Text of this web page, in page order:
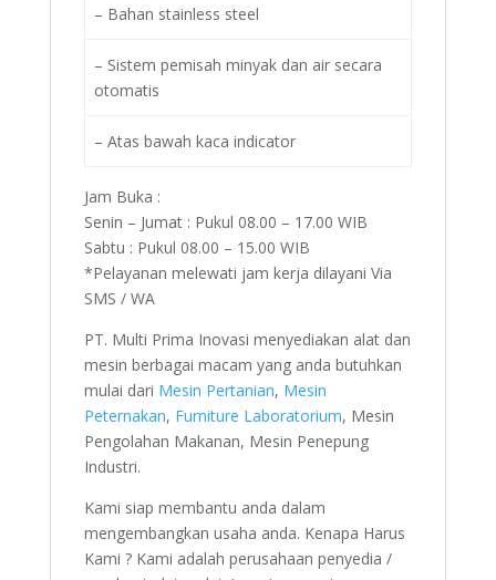
– Bahan stainless steel
– Sistem pemisah minyak dan air secara
otomatis
– Atas bawah kaca indicator
Jam Buka :
Senin – Jumat : Pukul 08.00 – 17.00 WIB
Sabtu : Pukul 08.00 – 15.00 WIB
*Pelayanan melewati jam kerja dilayani Via
SMS / WA
PT. Multi Prima Inovasi menyediakan alat dan
mesin berbagai macam yang anda butuhkan
mulai dari Mesin Pertanian, Mesin
Peternakan, Furniture Laboratorium, Mesin
Pengolahan Makanan, Mesin Penepung
Industri.
Kami siap membantu anda dalam
mengembangkan usaha anda. Kenapa Harus
Kami ? Kami adalah perusahaan penyedia /